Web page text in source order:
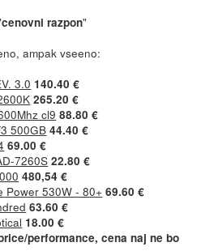
cenovni razpon"
ampak vseeno:
3.0 140.40 €
265.20 €
cl9 88.80 €
500GB 44.40 €
69.00 €
7260S 22.80 €
480,54 €
Power 530W - 80+ 69.60 €
63.60 €
18.00 €
performance, cena naj ne bo